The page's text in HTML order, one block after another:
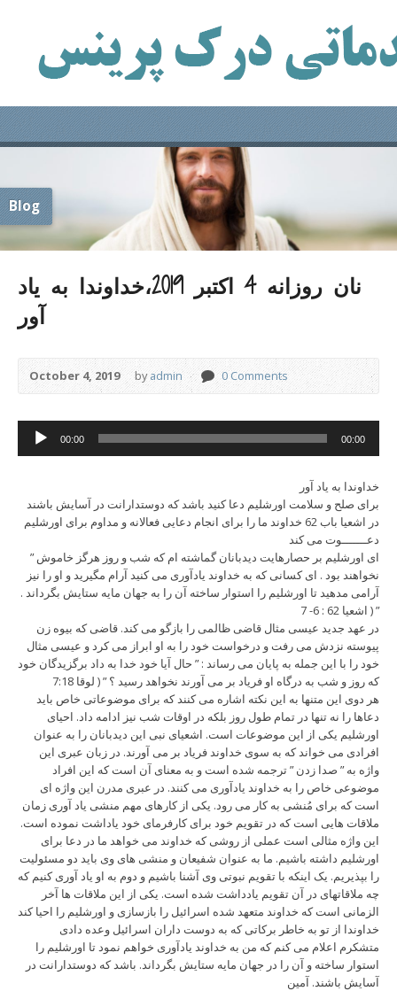
Blog
نان روزانه 4 اکتبر 2019،خداوندا به یاد
آور
October 4, 2019 byadmin 0 Comments
Audio
Player
00:00 00:00
خداوندا به یاد آور
برای صلح و سلامت اورشلیم دعا کنید باشد که دوستدارانت در آسایش باشند
در اشعیا باب 62 خداوند ما را برای انجام دعایی فعالانه و مداوم برای اورشلیم
دعـــــــوت می کند
” ای اورشلیم بر حصارهایت دیدبانان گماشته ام که شب و روز هرگز خاموش
نخواهند بود . ای کسانی که به خداوند یادآوری می کنید آرام مگیرید و او را نیز
آرامی مدهید تا اورشلیم را استوار ساخته آن را به جهان مایه ستایش بگرداند .
” ( اشعیا 62 : 6- 7
در عهد جدید عیسی مثال قاضی ظالمی را بازگو می کند. قاضی که بیوه زن
پیوسته نزدش می رفت و درخواست خود را به او ابراز می کرد و عیسی مثال
خود را با این جمله به پایان می رساند : ” حال آیا خود خدا به داد برگزیدگان خود
که روز و شب به درگاه او فریاد بر می آورند نخواهد رسید ؟ ” ( لوقا 7:18
هر دوی این متنها به این نکته اشاره می کنند که برای موضوعاتی خاص باید
دعاها را نه تنها در تمام طول روز بلکه در اوقات شب نیز ادامه داد. احیای
اورشلیم یکی از این موضوعات است. اشعیای نبی این دیدبانان را به عنوان
افرادی می خواند که به سوی خداوند فریاد بر می آورند. در زبان عبری این
واژه به ” صدا زدن ” ترجمه شده است و به معنای آن است که این افراد
موضوعی خاص را به خداوند یادآوری می کنند. در عبری مدرن این واژه ای
است که برای مُنشی به کار می رود. یکی از کارهای مهم منشی یاد آوری زمان
ملاقات هایی است که در تقویم خود برای کارفرمای خود یاداشت نموده است.
این واژه مثالی است عملی از روشی که خداوند می خواهد ما در دعا برای
اورشلیم داشته باشیم. ما به عنوان شفیعان و منشی های وی باید دو مسئولیت
را بپذیریم. یک اینکه با تقویم نبوتی وی آشنا باشیم و دوم به او یاد آوری کنیم که
چه ملاقاتهای در آن تقویم یادداشت شده است. یکی از این ملاقات ها آخر
الزمانی است که خداوند متعهد شده اسرائیل را بازسازی و اورشلیم را احیا کند
خداوندا از تو به خاطر برکاتی که به دوست داران اسرائیل وعده دادی
متشکرم اعلام می کنم که من به خداوند یادآوری خواهم نمود تا اورشلیم را
استوار ساخته و آن را در جهان مایه ستایش بگرداند. باشد که دوستدارانت در
آسایش باشند. آمین